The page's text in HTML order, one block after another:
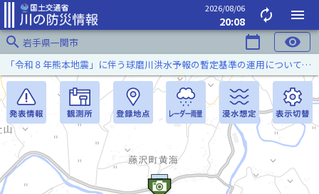
2026/08/06
20:08 autorenew
menu
search 岩手県一関市 calendar_today visibility
「令和８年熊本地震」に伴う球磨川洪水予報の暫定基準の運用について（令和８年８月５日）